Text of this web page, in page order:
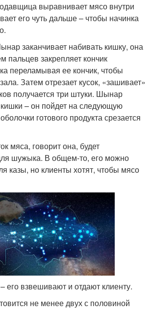
выравнивает мясо внутри
его чуть дальше – чтобы начинка
заканчивает набивать кишку, она
пальцев закрепляет кончик
переламывая ее кончик, чтобы
Затем отрезает кусок, «зашивает»
получается три штуки. Шынар
кишки – он пойдет на следующую
готового продукта срезается
мяса, говорит она, будет
шужыка. В общем-то, его можно
казы, но клиенты хотят, чтобы мясо
его взвешивают и отдают клиенту.
не менее двух с половиной